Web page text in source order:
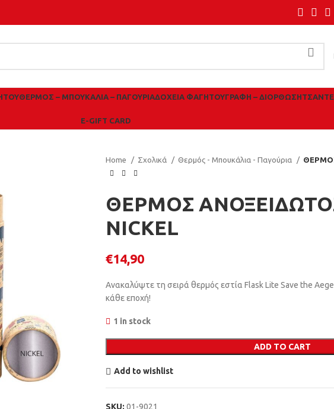
ΘΕΡΜΌΣ – ΜΠΟΥΚΆΛΙΑ – ΠΑΓΟΎΡΙΑΔΟΧΕΊΑ ΦΑΓΗΤΟΎΓΡΑΦΉ – ΔΙΌΡΘΩΣΗ
E-GIFT CARD
Home Σχολικά Θερμός - Μπουκάλια - Παγούρια
ΘΕΡΜΟΣ
NICKEL
€14,90
Ανακαλύψτε τη σειρά θερμός εστία Flask Lite Save the
κάθε εποχή!
1 in stock
ADD TO CART
Add to wishlist
SKU: 01-9021